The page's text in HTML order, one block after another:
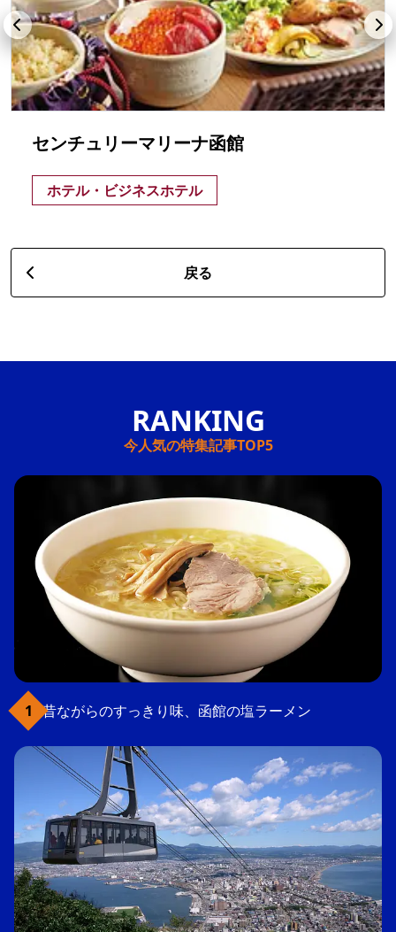
センチュリーマリーナ函館
ホテル・ビジネスホテル
戻る
今人気の特集記事TOP5
昔ながらのすっきり味、函館の塩ラーメン